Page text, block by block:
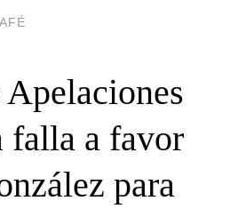
falla a favor
para